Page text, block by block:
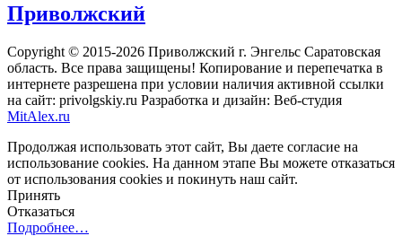
Приволжский
Copyright © 2015-2026 Приволжский г. Энгельс Саратовская
область. Все права защищены! Копирование и перепечатка в
интернете разрешена при условии наличия активной ссылки
на сайт: privolgskiy.ru Разработка и дизайн: Веб-студия
MitAlex.ru
Продолжая использовать этот сайт, Вы даете согласие на
использование cookies. На данном этапе Вы можете отказаться
от использования cookies и покинуть наш сайт.
Принять
Отказаться
Подробнее…